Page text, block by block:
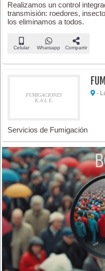
Realizamos un control
transmisión: roedores,
los eliminamos a todos.
Celular Whatsapp Compartir
FUMIGACIONES
K.A.L.E.
-
Servicios de Fumigación